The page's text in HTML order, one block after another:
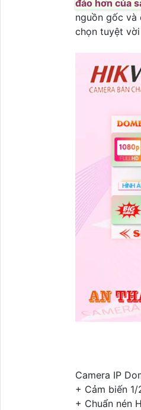
đáo hơn của
nguồn gốc và
chọn tuyệt
Camera IP
+ Cảm biến 1/
+ Chuẩn nén